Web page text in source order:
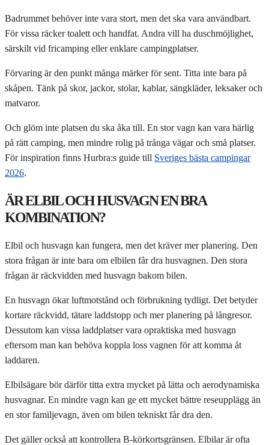
Badrummet behöver inte vara stort, men det ska vara användbart.
För vissa räcker toalett och handfat. Andra vill ha duschmöjlighet,
särskilt vid fricamping eller enklare campingplatser.
Förvaring är den punkt många märker för sent. Titta inte bara på
skåpen. Tänk på skor, jackor, stolar, kablar, sängkläder, leksaker och
matvaror.
Och glöm inte platsen du ska åka till. En stor vagn kan vara härlig
på rätt camping, men mindre rolig på trånga vägar och små platser.
För inspiration finns Hurbra:s guide till Sveriges bästa campingar
2026.
ÄR ELBIL OCH HUSVAGN EN BRA
KOMBINATION?
Elbil och husvagn kan fungera, men det kräver mer planering. Den
stora frågan är inte bara om elbilen får dra husvagnen. Den stora
frågan är räckvidden med husvagn bakom bilen.
En husvagn ökar luftmotstånd och förbrukning tydligt. Det betyder
kortare räckvidd, tätare laddstopp och mer planering på långresor.
Dessutom kan vissa laddplatser vara opraktiska med husvagn
eftersom man kan behöva koppla loss vagnen för att komma åt
laddaren.
Elbilsägare bör därför titta extra mycket på lätta och aerodynamiska
husvagnar. En mindre vagn kan ge ett mycket bättre reseupplägg än
en stor familjevagn, även om bilen tekniskt får dra den.
Det gäller också att kontrollera B-körkortsgränsen. Elbilar är ofta